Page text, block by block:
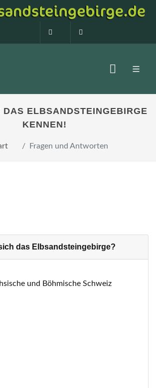
0160 99873408
DAS ELBSANDSTEINGEBIRGE
KENNEN!
Fragen und Antworten
das Elbsandsteingebirge?